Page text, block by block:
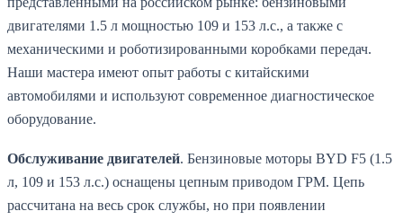
двигателями 1.5 л мощностью 109 и 153 л.с., а также с
механическими и роботизированными коробками передач.
Наши мастера имеют опыт работы с китайскими
автомобилями и используют современное диагностическое
оборудование.
Обслуживание двигателей. Бензиновые моторы BYD F5 (1.5
л, 109 и 153 л.с.) оснащены цепным приводом ГРМ. Цепь
рассчитана на весь срок службы, но при появлении